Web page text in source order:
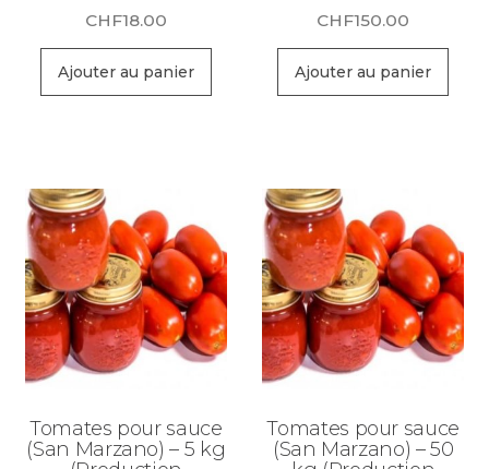
CHF18.00
Ajouter au panier
CHF150.00
Ajouter au panier
Tomates pour sauce
(San Marzano) – 5 kg
Tomates pour sauce
(San Marzano) – 50